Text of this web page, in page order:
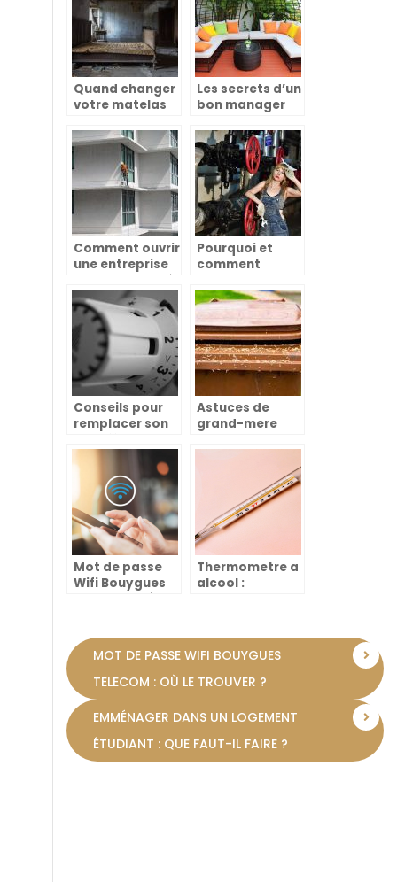
Quand changer
votre matelas
qu’une question
de confort
Les secrets d’un
bon manager
de la
décoration et
de la maison
Comment ouvrir
une entreprise
domicile?
Pourquoi et
comment
chauffagiste
dépanneur ?
Conseils pour
remplacer son
Astuces de
grand-mere
poubelles
Mot de passe
Wifi Bouygues
Thermometre a
alcool :
MOT DE PASSE WIFI BOUYGUES
TELECOM : OÙ LE TROUVER ?
EMMÉNAGER DANS UN LOGEMENT
ÉTUDIANT : QUE FAUT-IL FAIRE ?